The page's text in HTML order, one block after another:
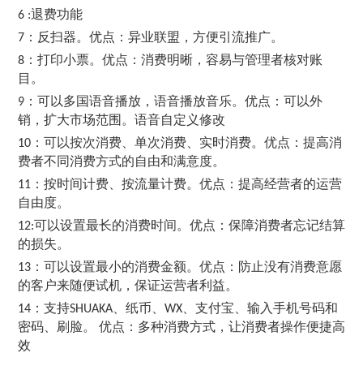
6 :退费功能
7：反扫器。优点：异业联盟，方便引流推广。
8：打印小票。优点：消费明晰，容易与管理者核对账
目。
9：可以多国语音播放，语音播放音乐。优点：可以外
销，扩大市场范围。语音自定义修改
10：可以按次消费、单次消费、实时消费。优点：提高消
费者不同消费方式的自由和满意度。
11：按时间计费、按流量计费。优点：提高经营者的运营
自由度。
12:可以设置最长的消费时间。优点：保障消费者忘记结算
的损失。
13：可以设置最小的消费金额。优点：防止没有消费意愿
的客户来随便试机，保证运营者利益。
14：支持SHUAKA、纸币、 WX、支付宝、输入手机号码和
密码、刷脸。 优点：多种消费方式，让消费者操作便捷高
效